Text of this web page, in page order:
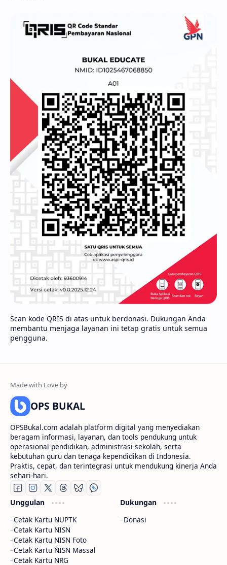
Scan kode QRIS di atas untuk berdonasi. Dukungan Anda
membantu menjaga layanan ini tetap gratis untuk semua
pengguna.
OPS BUKAL
OPSBukal.com adalah platform digital yang menyediakan
beragam informasi, layanan, dan tools pendukung untuk
operasional pendidikan, administrasi sekolah, serta
kebutuhan guru dan tenaga kependidikan di Indonesia.
Praktis, cepat, dan terintegrasi untuk mendukung kinerja Anda
sehari-hari.
Unggulan
Cetak Kartu NUPTK
Cetak Kartu NISN
Cetak Kartu NISN Foto
Cetak Kartu NISN Massal
Cetak Kartu NRG
Dukungan
Donasi